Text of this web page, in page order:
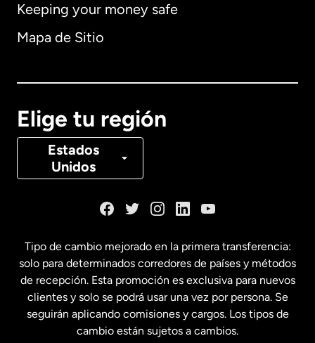
Keeping your money safe
Mapa de Sitio
Elige tu región
Estados
Unidos
Alemania
Canadá Français
Estados Unidos English
Estados Unidos Español
Tipo de cambio mejorado en la primera transferencia:
solo para determinados corredores de países y métodos
de recepción. Esta promoción es exclusiva para nuevos
clientes y solo se podrá usar una vez por persona. Se
seguirán aplicando comisiones y cargos. Los tipos de
cambio están sujetos a cambios.